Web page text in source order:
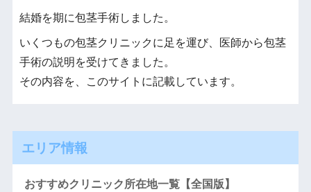
結婚を期に包茎手術しました。
いくつもの包茎クリニックに足を運び、医師から包茎
手術の説明を受けてきました。
その内容を、このサイトに記載しています。
エリア情報
おすすめクリニック所在地一覧【全国版】